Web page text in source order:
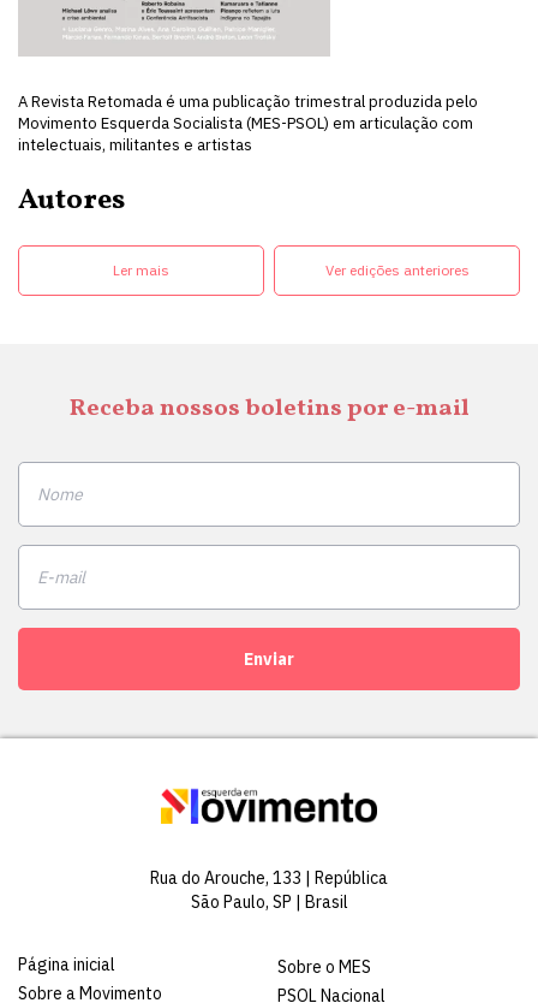
A Revista Retomada é uma publicação trimestral produzida pelo
Movimento Esquerda Socialista (MES-PSOL) em articulação com
intelectuais, militantes e artistas
Autores
Ler mais Ver edições anteriores
Receba nossos boletins por e-mail
Enviar
Rua do Arouche, 133 | República
São Paulo, SP | Brasil
Página inicial
Sobre a Movimento
Sobre o MES
PSOL Nacional